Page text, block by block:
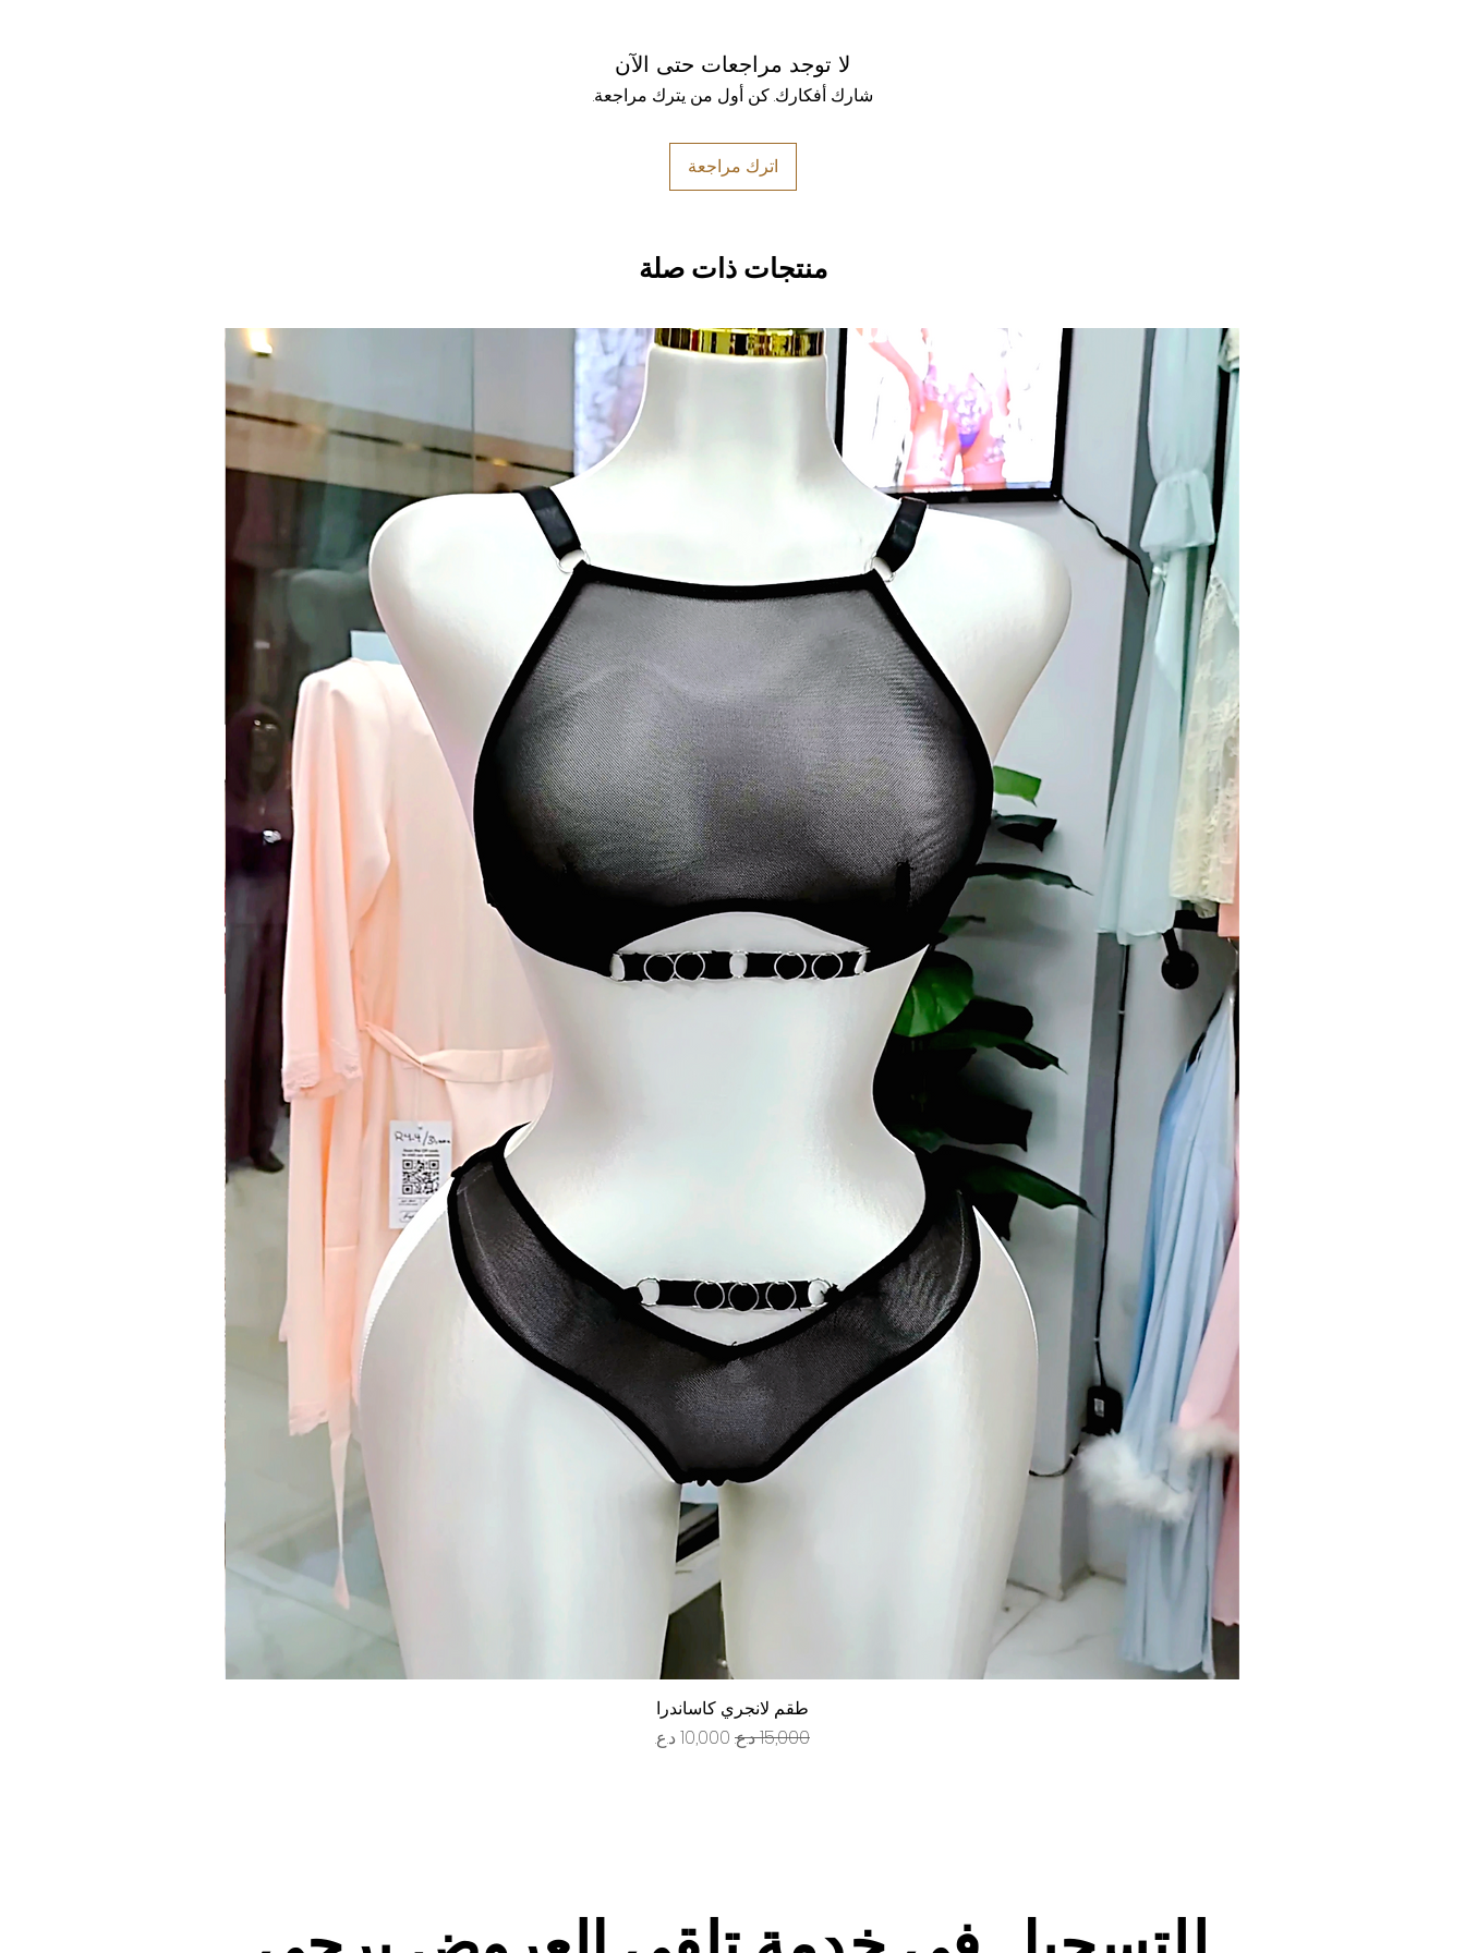
لا توجد مراجعات حتى الآن
شارك أفكارك. كن أول من يترك مراجعة.
اترك مراجعة
منتجات ذات صلة
العرض السريع
طقم لانجري كاساندرا
سعر عادي سعر البيع